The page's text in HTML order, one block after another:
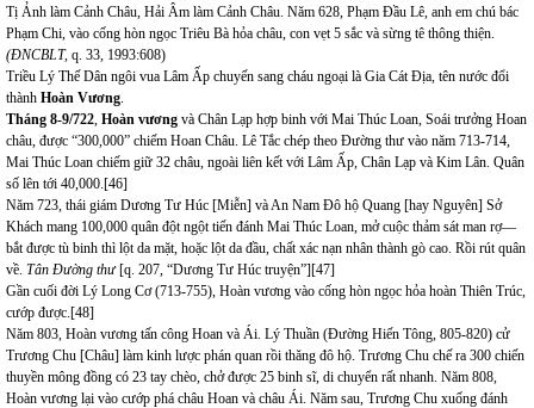
Tị Ảnh làm Cảnh Châu, Hải Âm làm Cảnh Châu. Năm 628, Phạm Đầu Lê, anh em chú bác
Phạm Chi, vào cống hòn ngọc Triêu Bà hỏa châu, con vẹt 5 sắc và sừng tê thông thiện.
(ĐNCBLT, q. 33, 1993:608)
Triều Lý Thế Dân ngôi vua Lâm Ấp chuyến sang cháu ngoại là Gia Cát Địa, tên nước đổi
thành Hoàn Vương.
Tháng 8-9/722, Hoàn vương và Chân Lạp hợp binh với Mai Thúc Loan, Soái trưởng Hoan
châu, được “300,000” chiếm Hoan Châu. Lê Tắc chép theo Đường thư vào năm 713-714,
Mai Thúc Loan chiếm giữ 32 châu, ngoài liên kết với Lâm Ấp, Chân Lạp và Kim Lân. Quân
số lên tới 40,000.[46]
Năm 723, thái giám Dương Tư Húc [Miễn] và An Nam Đô hộ Quang [hay Nguyên] Sở
Khách mang 100,000 quân đột ngột tiến đánh Mai Thúc Loan, mở cuộc thảm sát man rợ—
bắt được tù binh thì lột da mặt, hoặc lột da đầu, chất xác nạn nhân thành gò cao. Rồi rút quân
về. Tân Đường thư[q. 207, “Dương Tư Húc truyện”][47]
Gần cuối đời Lý Long Cơ (713-755), Hoàn vương vào cống hòn ngọc hỏa hoàn Thiên Trúc,
cướp được.[48]
Năm 803, Hoàn vương tấn công Hoan và Ái. Lý Thuần (Đường Hiến Tông, 805-820) cử
Trương Chu [Châu] làm kinh lược phán quan rồi thăng đô hộ. Trương Chu chế ra 300 chiến
thuyền mông đồng có 23 tay chèo, chở được 25 binh sĩ, di chuyển rất nhanh. Năm 808,
Hoàn vương lại vào cướp phá châu Hoan và châu Ái. Năm sau, Trương Chu xuống đánh